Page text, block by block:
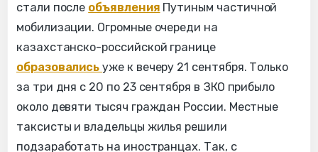
стали после объявления Путиным частичной
мобилизации. Огромные очереди на
казахстанско-российской границе
образовалисьуже к вечеру 21 сентября. Только
за три дня с 20 по 23 сентября в ЗКО прибыло
около девяти тысяч граждан России. Местные
таксисты и владельцы жилья решили
подзаработать на иностранцах. Так, с